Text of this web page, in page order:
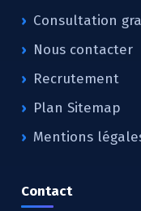
Consultation
Nous contacter
Recrutement
Plan Sitemap
Mentions
Contact